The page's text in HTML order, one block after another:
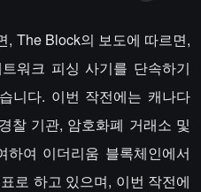
, The Block의 보도에 따르면,
워크 피싱 사기를 단속하기
니다. 이번 작전에는 캐나다
찰 기관, 암호화폐 거래소 및
여 이더리움 블록체인에서
로 하고 있으며, 이번 작전에